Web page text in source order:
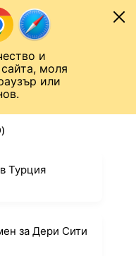
и
моля
или
Турция
за Дери Сити